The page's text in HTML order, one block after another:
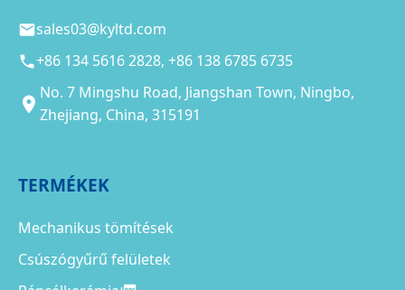
sales03@kyltd.com
+86 134 5616 2828, +86 138 6785 6735
No. 7 Mingshu Road, Jiangshan Town, Ningbo,
Zhejiang, China, 315191
TERMÉKEK
Mechanikus tömítések
Csúszógyűrű felületek